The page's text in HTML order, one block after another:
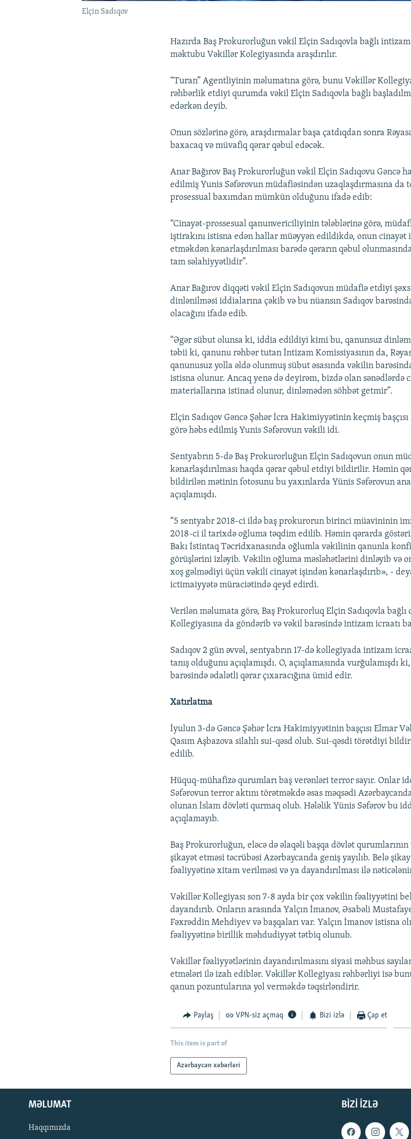
Elçin Sadıqov
Hazırda Baş Prokurorluğun vəkil Elçin Sadıqovla bağlı
məktubu Vəkillər Kolegiyasında araşdırılır.
“Turan” Agentliyinin məlumatına görə, bunu Vəkillər
rəhbərlik etdiyi qurumda vəkil Elçin Sadıqovla bağlı
edərkən deyib.
Onun sözlərinə görə, araşdırmalar başa çatdıqdan sonra
baxacaq və müvafiq qərar qəbul edəcək.
Anar Bağırov Baş Prokurorluğun vəkil Elçin Sadıqovu Gəncə
edilmiş Yunis Səfərovun müdafiəsindən uzaqlaşdırmasına da
prosessual baxımdan mümkün olduğunu ifadə edib:
“Cinayət-prossesual qanunvericiliyinin tələblərinə görə,
iştirakını istisna edən hallar müəyyən edildikdə, onun
etməkdən kənarlaşdırılması barədə qərarın qəbul
tam səlahiyyətlidir”.
Anar Bağırov diqqəti vəkil Elçin Sadıqovun müdafiə etdiyi
dinlənilməsi iddialarına çəkib və bu nüansın Sadıqov
olacağını ifadə edib.
“Əgər sübut olunsa ki, iddia edildiyi kimi bu, qanunsuz
təbii ki, qanunu rəhbər tutan İntizam Komissiyasının da,
qanunusuz yolla əldə olunmuş sübut əsasında vəkilin
istisna olunur. Ancaq yenə də deyirəm, bizdə olan sənədlərdə
materiallarına istinad olunur, dinləmədən söhbət getmir”.
Elçin Sadıqov Gəncə Şəhər İcra Hakimiyyətinin keçmiş
görə həbs edilmiş Yunis Səfərovun vəkili idi.
Sentyabrın 5-də Baş Prokurorluğun Elçin Sadıqovun onun
kənarlaşdırılması haqda qərar qəbul etdiyi bildirilir. Həmin
bildirilən mətinin fotosunu bu yaxınlarda Yünis Səfərovun
açıqlamışdı.
“5 sentyabr 2018-ci ildə baş prokurorun birinci müavininin
2018-ci il tarixdə oğluma təqdim edilib. Həmin qərarda
Bakı İstintaq Təcridxanasında oğlumla vəkilinin qanunla
görüşlərini izləyib. Vəkilin oğluma məsləhətlərini dinləyib və
xoş gəlmədiyi üçün vəkili cinayət işindən kənarlaşdırıb», -
ictimaiyyətə müraciətində qeyd edirdi.
Verilən məlumata görə, Baş Prokurorluq Elçin Sadıqovla bağlı
Kollegiyasına da göndərib və vəkil barəsində intizam icraatı
Sadıqov 2 gün əvvəl, sentyabrın 17-də kollegiyada intizam
tanış olduğunu açıqlamışdı. O, açıqlamasında vurğulamışdı
barəsində ədalətli qərar çıxaracığına ümid edir.
Xatırlatma
İyulun 3-də Gəncə Şəhər İcra Hakimiyyətinin başçısı Elmar
Qasım Aşbazova silahlı sui-qəsd olub. Sui-qəsdi törətdiyi
edilib.
Hüquq-mühafizə qurumları baş verənləri terror sayır. Onlar
Səfərovun terror aktını törətməkdə əsas məqsədi
olunan İslam dövləti qurmaq olub. Hələlik Yünis Səfərov bu
açıqlamayıb.
Baş Prokurorluğun, eləcə də əlaqəli başqa dövlət
şikayət etməsi təcrübəsi Azərbaycanda geniş yayılıb. Belə
fəaliyyətinə xitam verilməsi və ya dayandırılması ilə
Vəkillər Kollegiyası son 7-8 ayda bir çox vəkilin fəaliyyətini
dayandırıb. Onların arasında Yalçın İmanov, Əsabəli
Fəxrəddin Mehdiyev və başqaları var. Yalçın İmanov istisna
fəaliyyətinə birillik məhdudiyyət tətbiq olunub.
Vəkillər fəaliyyətlərinin dayandırılmasını siyasi məhbus
etmələri ilə izah ediblər. Vəkillər Kollegiyası rəhbərliyi isə
qanun pozuntularına yol verməkdə təqsirləndirir.
Paylaş VPN-siz açmaq Bizi izlə Çap et
This item is part of
Azərbaycan xəbərləri
BIZI IZLƏ
MƏLUMAT
Haqqımızda